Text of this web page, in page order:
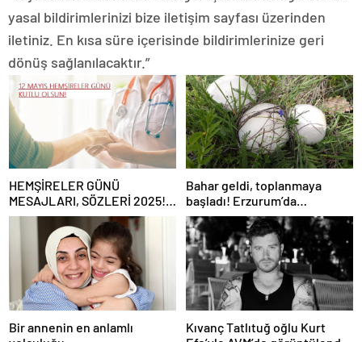
yasal bildirimlerinizi bize iletişim sayfası üzerinden
iletiniz. En kısa süre içerisinde bildirimlerinize geri
dönüş sağlanılacaktır.”
HEMŞİRELER GÜNÜ
MESAJLARI, SÖZLERİ 2025!
Sevgiliye, arkadaşa, eşe
anlamlı, resimli Hemşireler
Günü ile ilgili sözler…
Bahar geldi, toplanmaya
başladı! Erzurum’da
vatandaşlara zehirli mantar
uyarısı: Ölümcül olabilir
Bir annenin en anlamlı
Kıvanç Tatlıtuğ oğlu Kurt